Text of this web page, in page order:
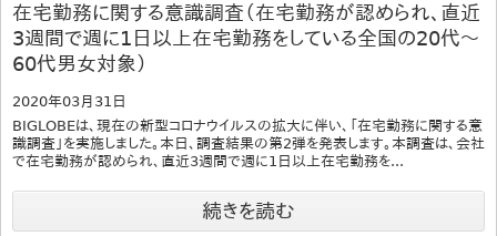
在宅勤務に関する意識調査（在宅勤務が認められ、直近
3週間で週に1日以上在宅勤務をしている全国の20代～
60代男女対象）
2020年03月31日
BIGLOBEは、現在の新型コロナウイルスの拡大に伴い、「在宅勤務に関する意
識調査」を実施しました。本日、調査結果の第2弾を発表します。本調査は、会社
で在宅勤務が認められ、直近3週間で週に1日以上在宅勤務を...
続きを読む